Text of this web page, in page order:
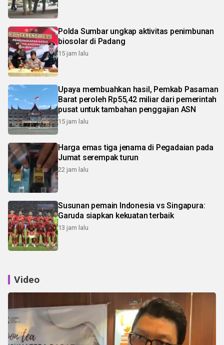
Polda Sumbar ungkap aktivitas penimbunan
biosolar di Padang
15 jam lalu
Upaya membuahkan hasil, Pemkab Pasaman
Barat peroleh Rp55,42 miliar dari pemerintah
pusat untuk tambahan penggajian ASN
15 jam lalu
Harga emas tiga jenama di Pegadaian pada
Jumat serempak turun
22 jam lalu
Susunan pemain Indonesia vs Singapura:
Garuda siapkan kekuatan terbaik
13 jam lalu
Video